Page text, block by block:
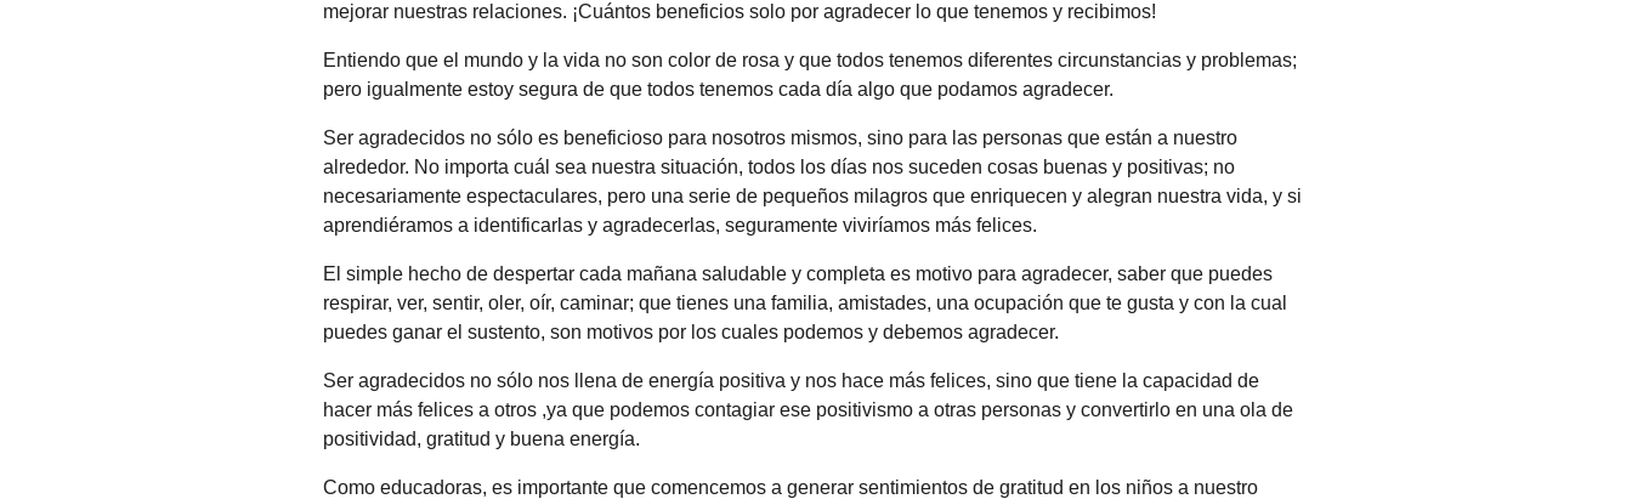
mejorar nuestras relaciones. ¡Cuántos beneficios solo por agradecer lo que tenemos y recibimos!
Entiendo que el mundo y la vida no son color de rosa y que todos tenemos diferentes circunstancias y problemas;
pero igualmente estoy segura de que todos tenemos cada día algo que podamos agradecer.
Ser agradecidos no sólo es beneficioso para nosotros mismos, sino para las personas que están a nuestro
alrededor. No importa cuál sea nuestra situación, todos los días nos suceden cosas buenas y positivas; no
necesariamente espectaculares, pero una serie de pequeños milagros que enriquecen y alegran nuestra vida, y si
aprendiéramos a identificarlas y agradecerlas, seguramente viviríamos más felices.
El simple hecho de despertar cada mañana saludable y completa es motivo para agradecer, saber que puedes
respirar, ver, sentir, oler, oír, caminar; que tienes una familia, amistades, una ocupación que te gusta y con la cual
puedes ganar el sustento, son motivos por los cuales podemos y debemos agradecer.
Ser agradecidos no sólo nos llena de energía positiva y nos hace más felices, sino que tiene la capacidad de
hacer más felices a otros ,ya que podemos contagiar ese positivismo a otras personas y convertirlo en una ola de
positividad, gratitud y buena energía.
Como educadoras, es importante que comencemos a generar sentimientos de gratitud en los niños a nuestro